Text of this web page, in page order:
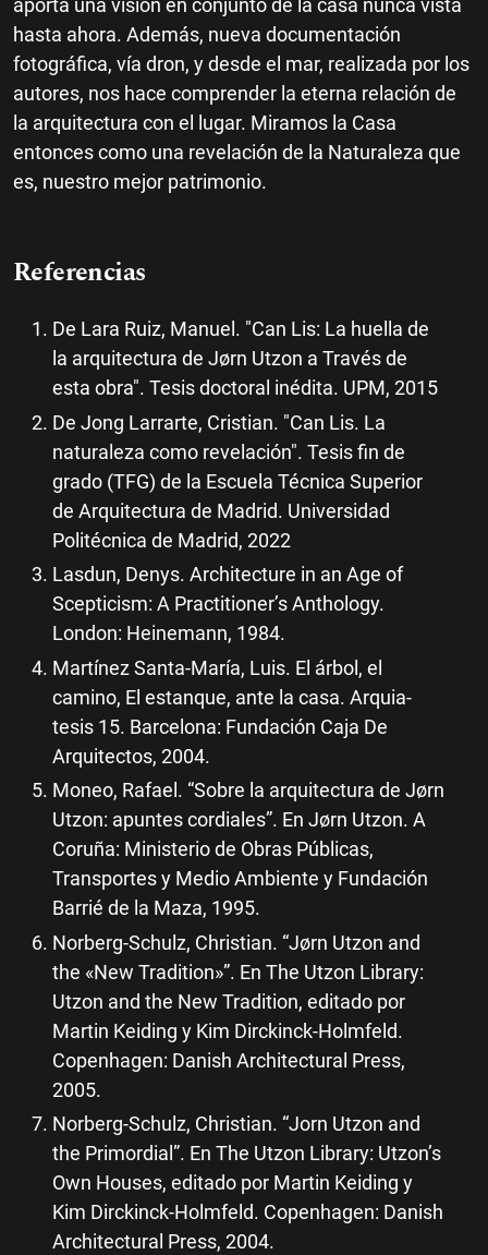
aporta una visión en conjunto de la casa nunca vista
hasta ahora. Además, nueva documentación
fotográfica, vía dron, y desde el mar, realizada por los
autores, nos hace comprender la eterna relación de
la arquitectura con el lugar. Miramos la Casa
entonces como una revelación de la Naturaleza que
es, nuestro mejor patrimonio.
Referencias
De Lara Ruiz, Manuel. "Can Lis: La huella de
la arquitectura de Jørn Utzon a Través de
esta obra". Tesis doctoral inédita. UPM, 2015
De Jong Larrarte, Cristian. "Can Lis. La
naturaleza como revelación". Tesis fin de
grado (TFG) de la Escuela Técnica Superior
de Arquitectura de Madrid. Universidad
Politécnica de Madrid, 2022
Lasdun, Denys. Architecture in an Age of
Scepticism: A Practitioner’s Anthology.
London: Heinemann, 1984.
Martínez Santa-María, Luis. El árbol, el
camino, El estanque, ante la casa. Arquia-
tesis 15. Barcelona: Fundación Caja De
Arquitectos, 2004.
Moneo, Rafael. “Sobre la arquitectura de Jørn
Utzon: apuntes cordiales”. En Jørn Utzon. A
Coruña: Ministerio de Obras Públicas,
Transportes y Medio Ambiente y Fundación
Barrié de la Maza, 1995.
Norberg-Schulz, Christian. “Jørn Utzon and
the «New Tradition»”. En The Utzon Library:
Utzon and the New Tradition, editado por
Martin Keiding y Kim Dirckinck-Holmfeld.
Copenhagen: Danish Architectural Press,
2005.
Norberg-Schulz, Christian. “Jorn Utzon and
the Primordial”. En The Utzon Library: Utzon’s
Own Houses, editado por Martin Keiding y
Kim Dirckinck-Holmfeld. Copenhagen: Danish
Architectural Press, 2004.